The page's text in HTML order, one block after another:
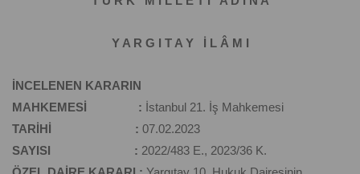
Y A R G I T A Y İ L Â M I
İNCELENEN KARARIN
MAHKEMESİ : İstanbul 21. İş Mahkemesi
TARİHİ : 07.02.2023
SAYISI : 2022/483 E., 2023/36 K.